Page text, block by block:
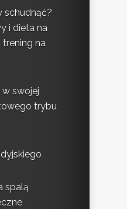
schudnąć?
i dieta na
na
swojej
trybu
spalą